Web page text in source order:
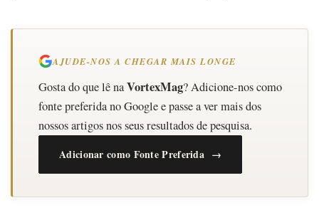
AJUDE-NOS A CHEGAR MAIS LONGE
Gosta do que lê naVortexMag? Adicione-nos como
fonte preferida no Google e passe a ver mais dos
nossos artigos nos seus resultados de pesquisa.
Adicionar como Fonte Preferida →